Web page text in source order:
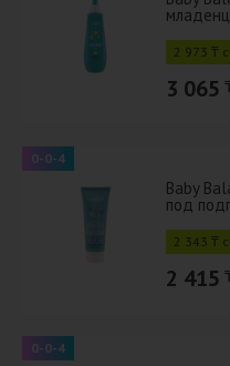
2 973 ₸
3 065
0-0-4
Baby
под
2 343 ₸
2 415
0-0-4